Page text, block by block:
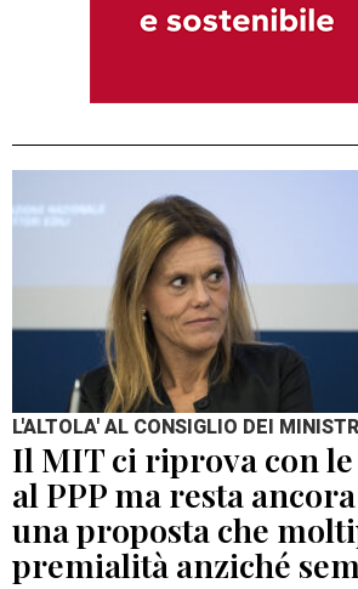
L'ALTOLA' AL CONSIGLIO DEI
Il MIT ci riprova con
al PPP ma resta
una proposta che
premialità anziché